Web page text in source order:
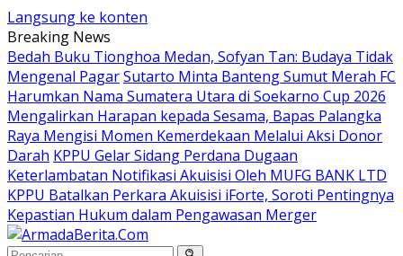
Langsung ke konten
Breaking News
Bedah Buku Tionghoa Medan, Sofyan Tan: Budaya Tidak
Mengenal PagarSutarto Minta Banteng Sumut Merah FC
Harumkan Nama Sumatera Utara di Soekarno Cup 2026
Mengalirkan Harapan kepada Sesama, Bapas Palangka
Raya Mengisi Momen Kemerdekaan Melalui Aksi Donor
Darah KPPU Gelar Sidang Perdana Dugaan
Keterlambatan Notifikasi Akuisisi Oleh MUFG BANK LTD
KPPU Batalkan Perkara Akuisisi iForte, Soroti Pentingnya
Kepastian Hukum dalam Pengawasan Merger